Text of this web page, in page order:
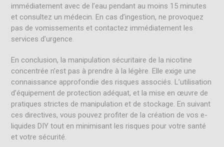
immédiatement avec de l’eau pendant au moins 15 minutes
et consultez un médecin. En cas d’ingestion, ne provoquez
pas de vomissements et contactez immédiatement les
services d’urgence.
En conclusion, la manipulation sécuritaire de la nicotine
concentrée n’est pas à prendre à la légère. Elle exige une
connaissance approfondie des risques associés. L’utilisation
d’équipement de protection adéquat, et la mise en œuvre de
pratiques strictes de manipulation et de stockage. En suivant
ces directives, vous pouvez profiter de la création de vos e-
liquides DIY tout en minimisant les risques pour votre santé
et votre sécurité.